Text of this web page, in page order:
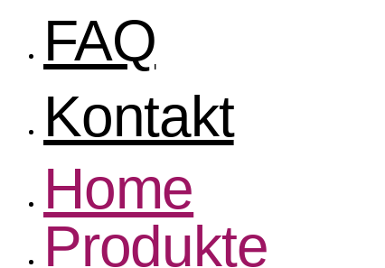
FAQ
Kontakt
Home
Produkte